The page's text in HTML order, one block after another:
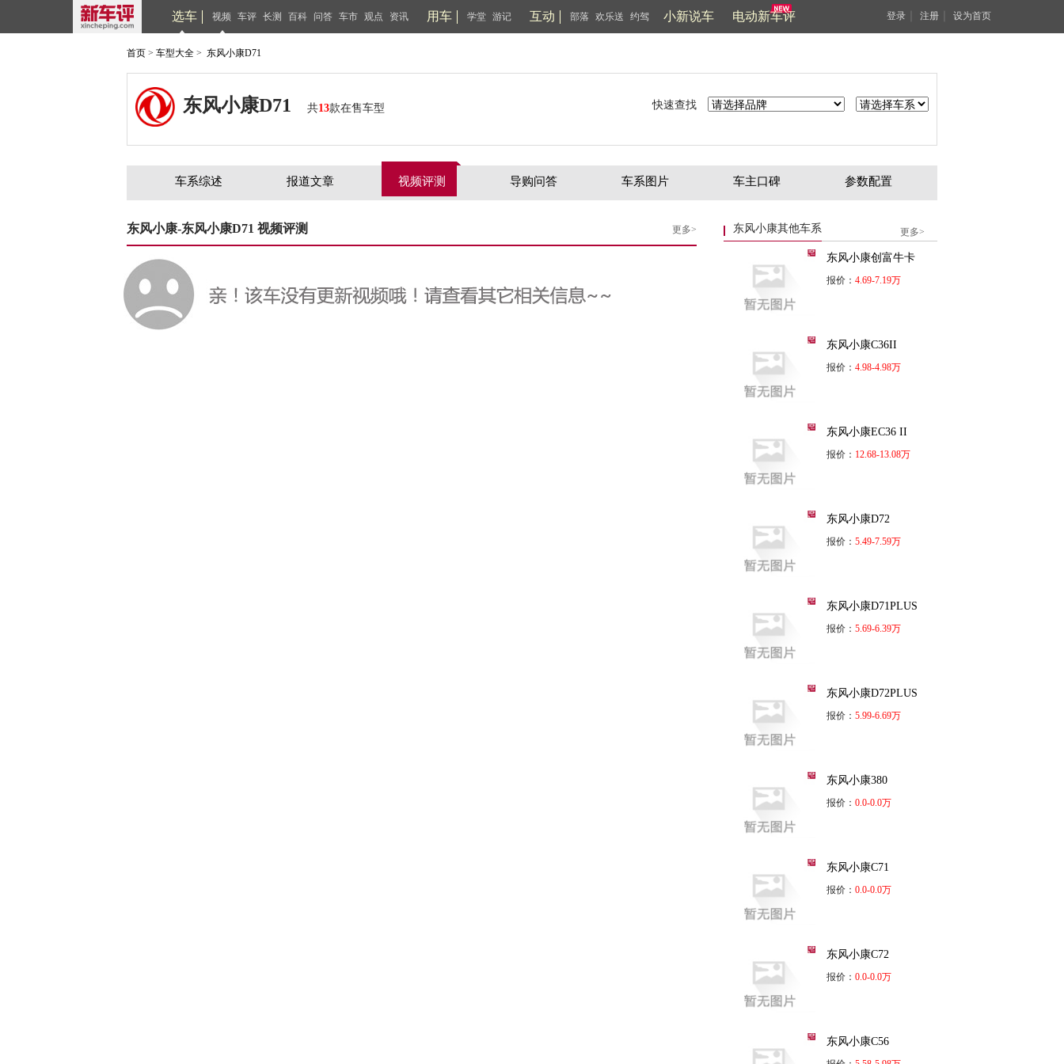
选车 视频 车评 长测 百科 问答 车市 观点 资讯 用车 学堂 游记 互动 部落 欢乐送 约驾 小新说车 电动新车评 登录 注册 设为首页
首页 > 车型大全 > 东风小康D71
东风小康D71 共13款在售车型 快速查找
车系综述 报道文章 视频评测 导购问答 车系图片 车主口碑 参数配置
更多>
东风小康-东风小康D71 视频评测 东风小康其他车系 更多>
东风小康创富牛卡
报价： 4.69-7.19万
东风小康C36II
报价： 4.98-4.98万
东风小康EC36 II
报价： 12.68-13.08万
东风小康D72
报价： 5.49-7.59万
东风小康D71PLUS
报价： 5.69-6.39万
东风小康D72PLUS
报价： 5.99-6.69万
东风小康380
报价： 0.0-0.0万
东风小康C71
报价： 0.0-0.0万
东风小康C72
报价： 0.0-0.0万
东风小康C56